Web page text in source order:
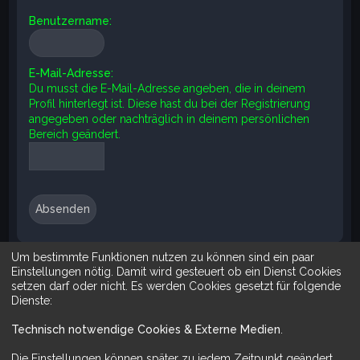
Benutzername:
E-Mail-Adresse:
Du musst die E-Mail-Adresse angeben, die in deinem
Profil hinterlegt ist. Diese hast du bei der Registrierung
angegeben oder nachträglich in deinem persönlichen
Bereich geändert.
SucheErweiterte Suche
Mit Do It Yourself sparst du Geld und schaffst zugleich was dir
Um bestimmte Funktionen nutzen zu können sind ein paar
Einstellungen nötig. Damit wird gesteuert ob ein Dienst Cookies
setzen darf oder nicht. Es werden Cookies gesetzt für folgende
Dienste:
Technisch notwendige Cookies & Externe Medien